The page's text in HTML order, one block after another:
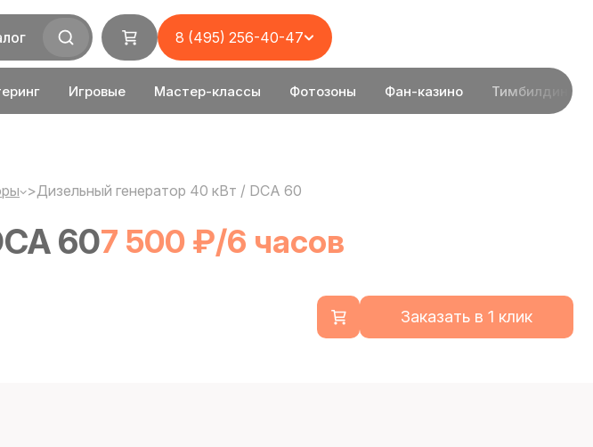
Игровые Мастер-классы Фотозоны Фан-казино Тимбилдинг
8 (495) 256-40-47
>Дизельный генератор 40 кВт / DCA 60
607 500 ₽/6 часов
Заказать в 1 клик